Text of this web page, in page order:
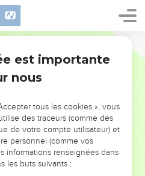
L’ÉVÉNEMENT
!
VOUS ÉVITER LES
?
est importante
nous
tous les cookies », vous
des traceurs (comme des
de votre compte utilisateur) et
personnel (comme vos
informations renseignées dans
les buts suivants :